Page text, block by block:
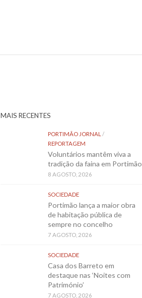
MAIS RECENTES
PORTIMÃO JORNAL /
REPORTAGEM
Voluntários mantêm viva a
tradição da faina em Portimão
8 AGOSTO, 2026
SOCIEDADE
Portimão lança a maior obra
de habitação pública de
sempre no concelho
7 AGOSTO, 2026
SOCIEDADE
Casa dos Barreto em
destaque nas ‘Noites com
Património’
7 AGOSTO, 2026